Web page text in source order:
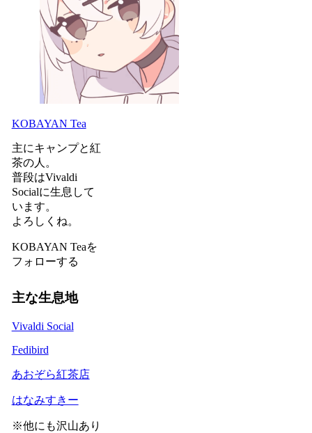
KOBAYAN Tea
主にキャンプと紅
茶の人。
普段はVivaldi
Socialに生息して
います。
よろしくね。
KOBAYAN Teaを
フォローする
主な生息地
Vivaldi Social
Fedibird
あおぞら紅茶店
はなみすきー
※他にも沢山あり